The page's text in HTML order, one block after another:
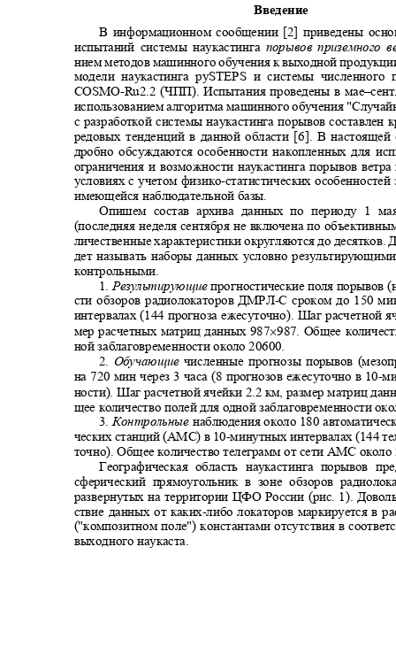
Введение
В информационном сообщении [2] приведены
испытаний системы наукастинга порывов приземного
нием методов машинного обучения к выходной
модели наукастинга pySTEPS и системы
COSMO-Ru2.2 (ЧПП). Испытания проведены в
использованием алгоритма машинного обучения
с разработкой системы наукастинга порывов составлен
редовых тенденций в данной области [6]. В
дробно обсуждаются особенности накопленных для
ограничения и возможности наукастинга порывов
условиях с учетом физико-статистических
имеющейся наблюдательной базы.
Опишем состав архива данных по периоду 1
(последняя неделя сентября не включена по
личественные характеристики округляются до десятков.
дет называть наборы данных условно
контрольными.
1. Результирующиепрогностические поля порывов
сти обзоров радиолокаторов ДМРЛ-С сроком до 150
интервалах (144 прогноза ежесуточно). Шаг расчетной
мер расчетных матриц данных 987×987. Общее
ной заблаговременности около 20600.
2. Обучающиечисленные прогнозы порывов
на 720 мин через 3 часа (8 прогнозов ежесуточно в 10-
ности). Шаг расчетной ячейки 2.2 км, размер матриц
щее количество полей для одной заблаговременности
3. Контрольные наблюдения около 180
ческих станций (АМС) в 10-минутных интервалах (144
точно). Общее количество телеграмм от сети АМС
Географическая область наукастинга порывов
сферический прямоугольник в зоне обзоров
развернутых на территории ЦФО России (рис. 1).
ствие данных от каких-либо локаторов маркируется в
("композитном поле") константами отсутствия в
выходного наукаста.